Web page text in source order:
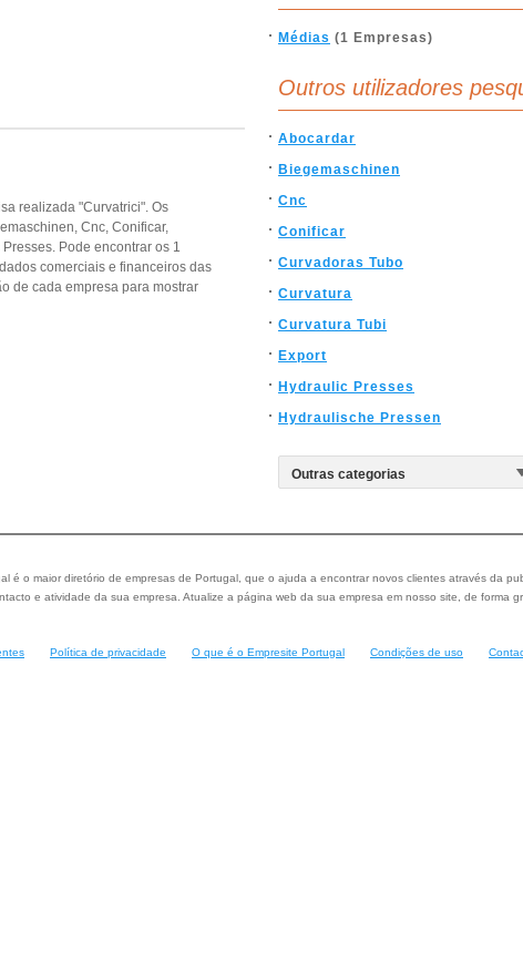
realizada "Curvatrici". Os
Cnc, Conificar,
Pode encontrar os 1
comerciais e financeiros das
de cada empresa para mostrar
Médias (1 Empresas)
Outros utilizadores
Abocardar
Biegemaschinen
Cnc
Conificar
Curvadoras Tubo
Curvatura
Curvatura Tubi
Export
Hydraulic Presses
Hydraulische Pressen
é o maior diretório de empresas de Portugal, que o ajuda a encontrar novos clientes através da
e atividade da sua empresa. Atualize a página web da sua empresa em nosso site, de forma
Política de privacidade O que é o Empresite Portugal Condições de uso